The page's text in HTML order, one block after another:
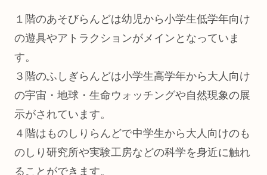
１階のあそびらんどは幼児から小学生低学年向け
の遊具やアトラクションがメインとなっていま
す。
３階のふしぎらんどは小学生高学年から大人向け
の宇宙・地球・生命ウォッチングや自然現象の展
示がされています。
４階はものしりらんどで中学生から大人向けのも
のしり研究所や実験工房などの科学を身近に触れ
ることができます。